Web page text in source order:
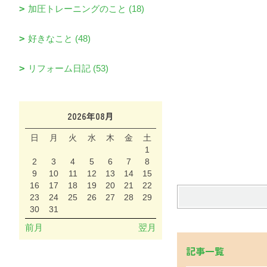
記事一覧
加圧トレーニングのこと (18)
好きなこと (48)
リフォーム日記 (53)
2026年08月
日 月 火 水 木 金
土
1
2
3 4 5 6 7
8
9
10 11 12 13 14
15
16
17 18 19 20 21
22
23
24 25 26 27 28
29
30
31
前月 翌月